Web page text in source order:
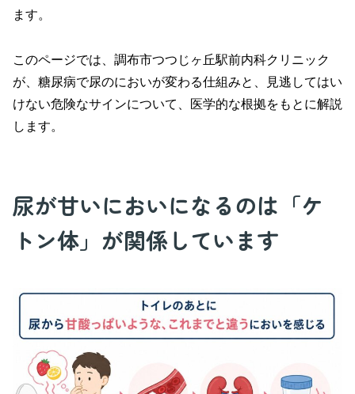
ます。
このページでは、調布市つつじヶ丘駅前内科クリニック
が、糖尿病で尿のにおいが変わる仕組みと、見逃してはい
けない危険なサインについて、医学的な根拠をもとに解説
します。
尿が甘いにおいになるのは「ケ
トン体」が関係しています